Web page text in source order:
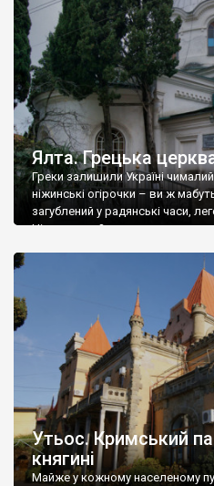
Ялта. Грецька
Греки залишили Україні
ніжинські огірочки – ви ж
загублений у радянські часи,
Ніжин греки?
Утьос. Кримський
княгині
Майже у кожному населеному